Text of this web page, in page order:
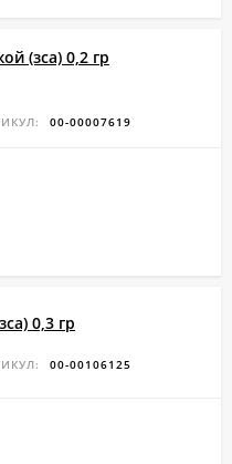
(зса) 0,2 гр
00-00007619
0,3 гр
00-00106125